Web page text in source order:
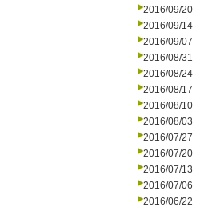
2016/09/20
2016/09/14
2016/09/07
2016/08/31
2016/08/24
2016/08/17
2016/08/10
2016/08/03
2016/07/27
2016/07/20
2016/07/13
2016/07/06
2016/06/22